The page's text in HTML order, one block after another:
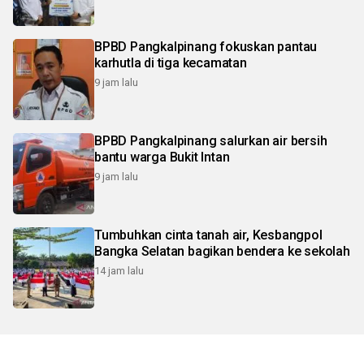
BPBD Pangkalpinang fokuskan pantau
karhutla di tiga kecamatan
9 jam lalu
BPBD Pangkalpinang salurkan air bersih
bantu warga Bukit Intan
9 jam lalu
Tumbuhkan cinta tanah air, Kesbangpol
Bangka Selatan bagikan bendera ke sekolah
14 jam lalu